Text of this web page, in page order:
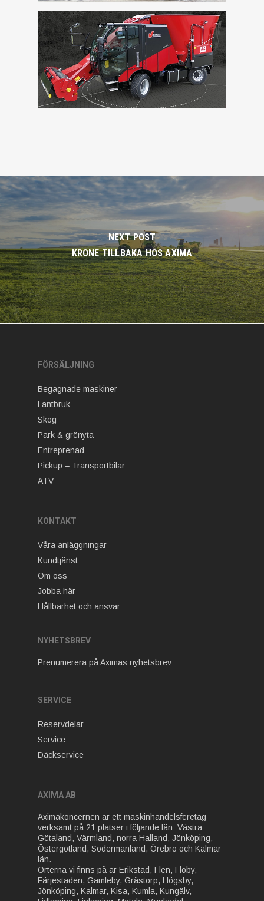
NEXT POST
KRONE TILLBAKA HOS AXIMA
FÖRSÄLJNING
Begagnade maskiner
Lantbruk
Skog
Park & grönyta
Entreprenad
Pickup – Transportbilar
ATV
KONTAKT
Våra anläggningar
Kundtjänst
Om oss
Jobba här
Hållbarhet och ansvar
NYHETSBREV
Prenumerera på Aximas nyhetsbrev
SERVICE
Reservdelar
Service
Däckservice
AXIMA AB
Aximakoncernen är ett maskinhandelsföretag
verksamt på 21 platser i följande län; Västra
Götaland, Värmland, norra Halland, Jönköping,
Östergötland, Södermanland, Örebro och Kalmar
län.
Orterna vi finns på är Erikstad, Flen, Floby,
Färjestaden, Gamleby, Grästorp, Högsby,
Jönköping, Kalmar, Kisa, Kumla, Kungälv,